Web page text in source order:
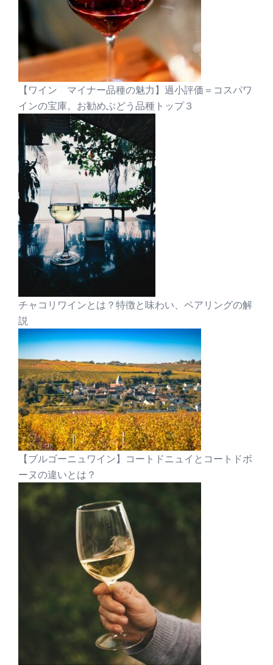
【ワイン マイナー品種の魅力】過小評価＝コスパワ
インの宝庫。お勧めぶどう品種トップ３
チャコリワインとは？特徴と味わい、ペアリングの解
説
【ブルゴーニュワイン】コートドニュイとコートドボ
ーヌの違いとは？